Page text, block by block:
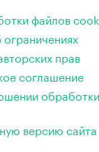
файлов
прав
соглашение
версию сайта